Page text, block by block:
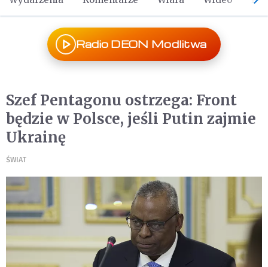
Radio DEON Modlitwa
Szef Pentagonu ostrzega: Front
będzie w Polsce, jeśli Putin zajmie
Ukrainę
ŚWIAT